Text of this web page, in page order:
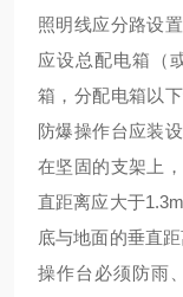
照明线应分路设
应设总配电箱（
箱，分配电箱以
防爆操作台应装
在坚固的支架上
直距离应大于
底与地面的垂直
操作台必须防雨